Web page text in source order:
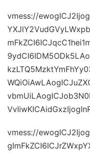
vmess://
vmess://